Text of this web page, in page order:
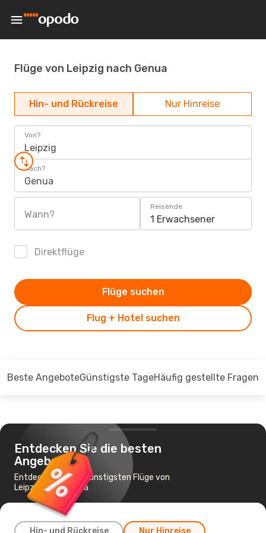
Flüge von Leipzig nach Genua
Hin- und Rückreise Nur Hinreise
Von?
Leipzig
Nach?
Genua
Wann?
Reisende
1 Erwachsener
Direktflüge
Flug + Hotel suchen
Flüge suchen
Beste AngeboteGünstigste TageHäufig gestellte Fragen
Entdecken Sie die besten
Angebote
Entdecken Sie die günstigsten Flüge von
Leipzig nach Genua
Hin- und Rückreise Nur Hinreise